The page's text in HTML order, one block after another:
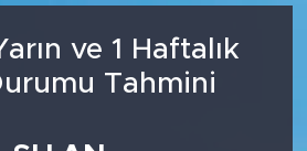
ve 1 Haftalık
Tahmini
Durumu ve Fikstür